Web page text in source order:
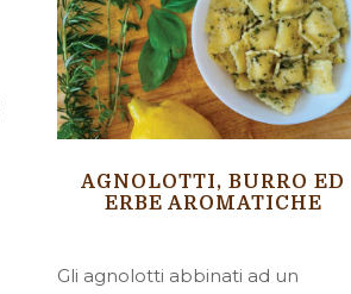
AGNOLOTTI, BURRO ED
ERBE AROMATICHE
Gli agnolotti abbinati ad un